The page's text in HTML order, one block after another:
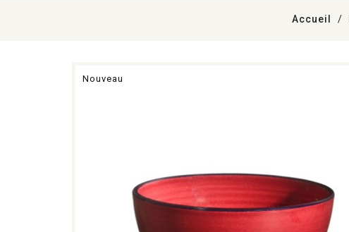
Accueil
Nouveau